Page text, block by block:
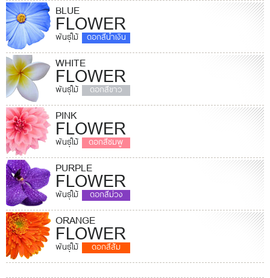
BLUE
FLOWER
พันธุ์ไม้ ดอกสีน้ำเงิน
WHITE
FLOWER
พันธุ์ไม้ ดอกสีขาว
PINK
FLOWER
พันธุ์ไม้ ดอกสีชมพู
PURPLE
FLOWER
พันธุ์ไม้ ดอกสีม่วง
ORANGE
FLOWER
พันธุ์ไม้ ดอกสีส้ม